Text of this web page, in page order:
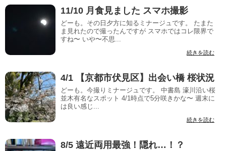
11/10 月食見ました スマホ撮影
どーも。その日夕方に知るミナージュです。 たまた
ま見れたので撮ったんですが スマホではコレ限界で
すね〜 いや〜不思...
続きを読む
4/1 【京都市伏見区】出会い橋 桜状況
どーも。今撮りミナージュです。 中書島 濠川沿い桜
並木有名なスポット 4/1時点で5分咲きかな〜 週末に
は良い感じ...
続きを読む
8/5 遠近両用最強！隠れ…！？